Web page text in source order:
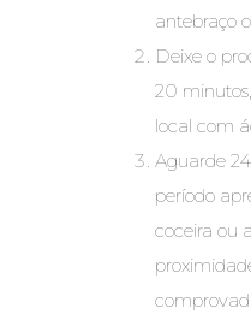
antebraço
Deixe o
20
local com
Aguarde
período
coceira ou